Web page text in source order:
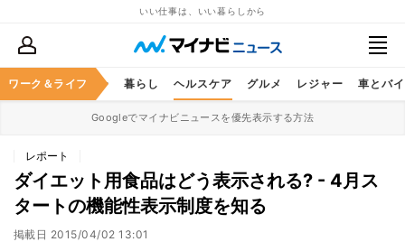
いい仕事は、いい暮らしから
ワーク＆ライフ
ススキル マネー 暮らし ヘルスケア グルメ レジャー 車とバ
Googleでマイナビニュースを優先表示する方法
レポート
ダイエット用食品はどう表示される? - 4月ス
タートの機能性表示制度を知る
掲載日 2015/04/02 13:01